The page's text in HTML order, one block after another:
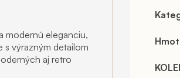
modernú eleganciu,
s výrazným detailom
aj retro